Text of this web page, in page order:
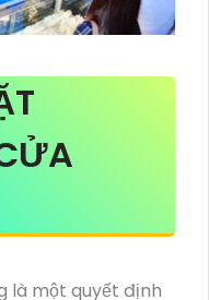
là một quyết định